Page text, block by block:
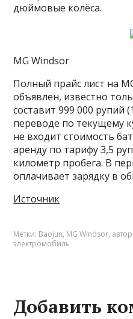
дюймовые колёса.
MG Windsor
Полный прайс лист на
объявлен, известно
составит 999 000 рупий
переводе по текущему
не входит стоимость
аренду по тарифу 3,5
километр пробега. В
оплачивает зарядку в
Источник
Метки: Baojun, MG Windsor,
электромобиль
Добавить